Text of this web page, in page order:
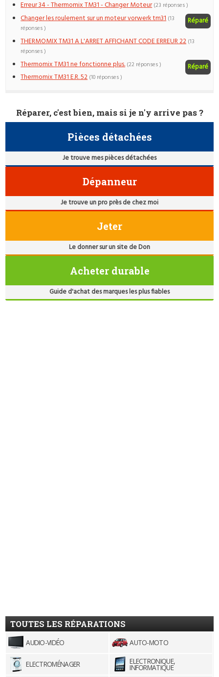
Erreur 34 - Thermomix TM31 - Changer Moteur (23 réponses )
Changer les roulement sur un moteur vorwerk tm31 Réparé
(13
réponses )
THERMOMIX TM31 A L'ARRET AFFICHANT CODE ERREUR 22 (13
réponses )
Thermomix TM31 ne fonctionne plus. Réparé
(22 réponses )
Thermomix TM31 E.R. 52 (10 réponses )
Réparer, c'est bien, mais si je n'y arrive pas ?
Pièces détachées
Je trouve mes pièces détachées
Dépanneur
Je trouve un pro près de chez moi
Jeter
Le donner sur un site de Don
Acheter durable
Guide d'achat des marques les plus fiables
TOUTES LES RÉPARATIONS
AUDIO-VIDÉO AUTO-MOTO
ELECTROMÉNAGER ELECTRONIQUE,
INFORMATIQUE